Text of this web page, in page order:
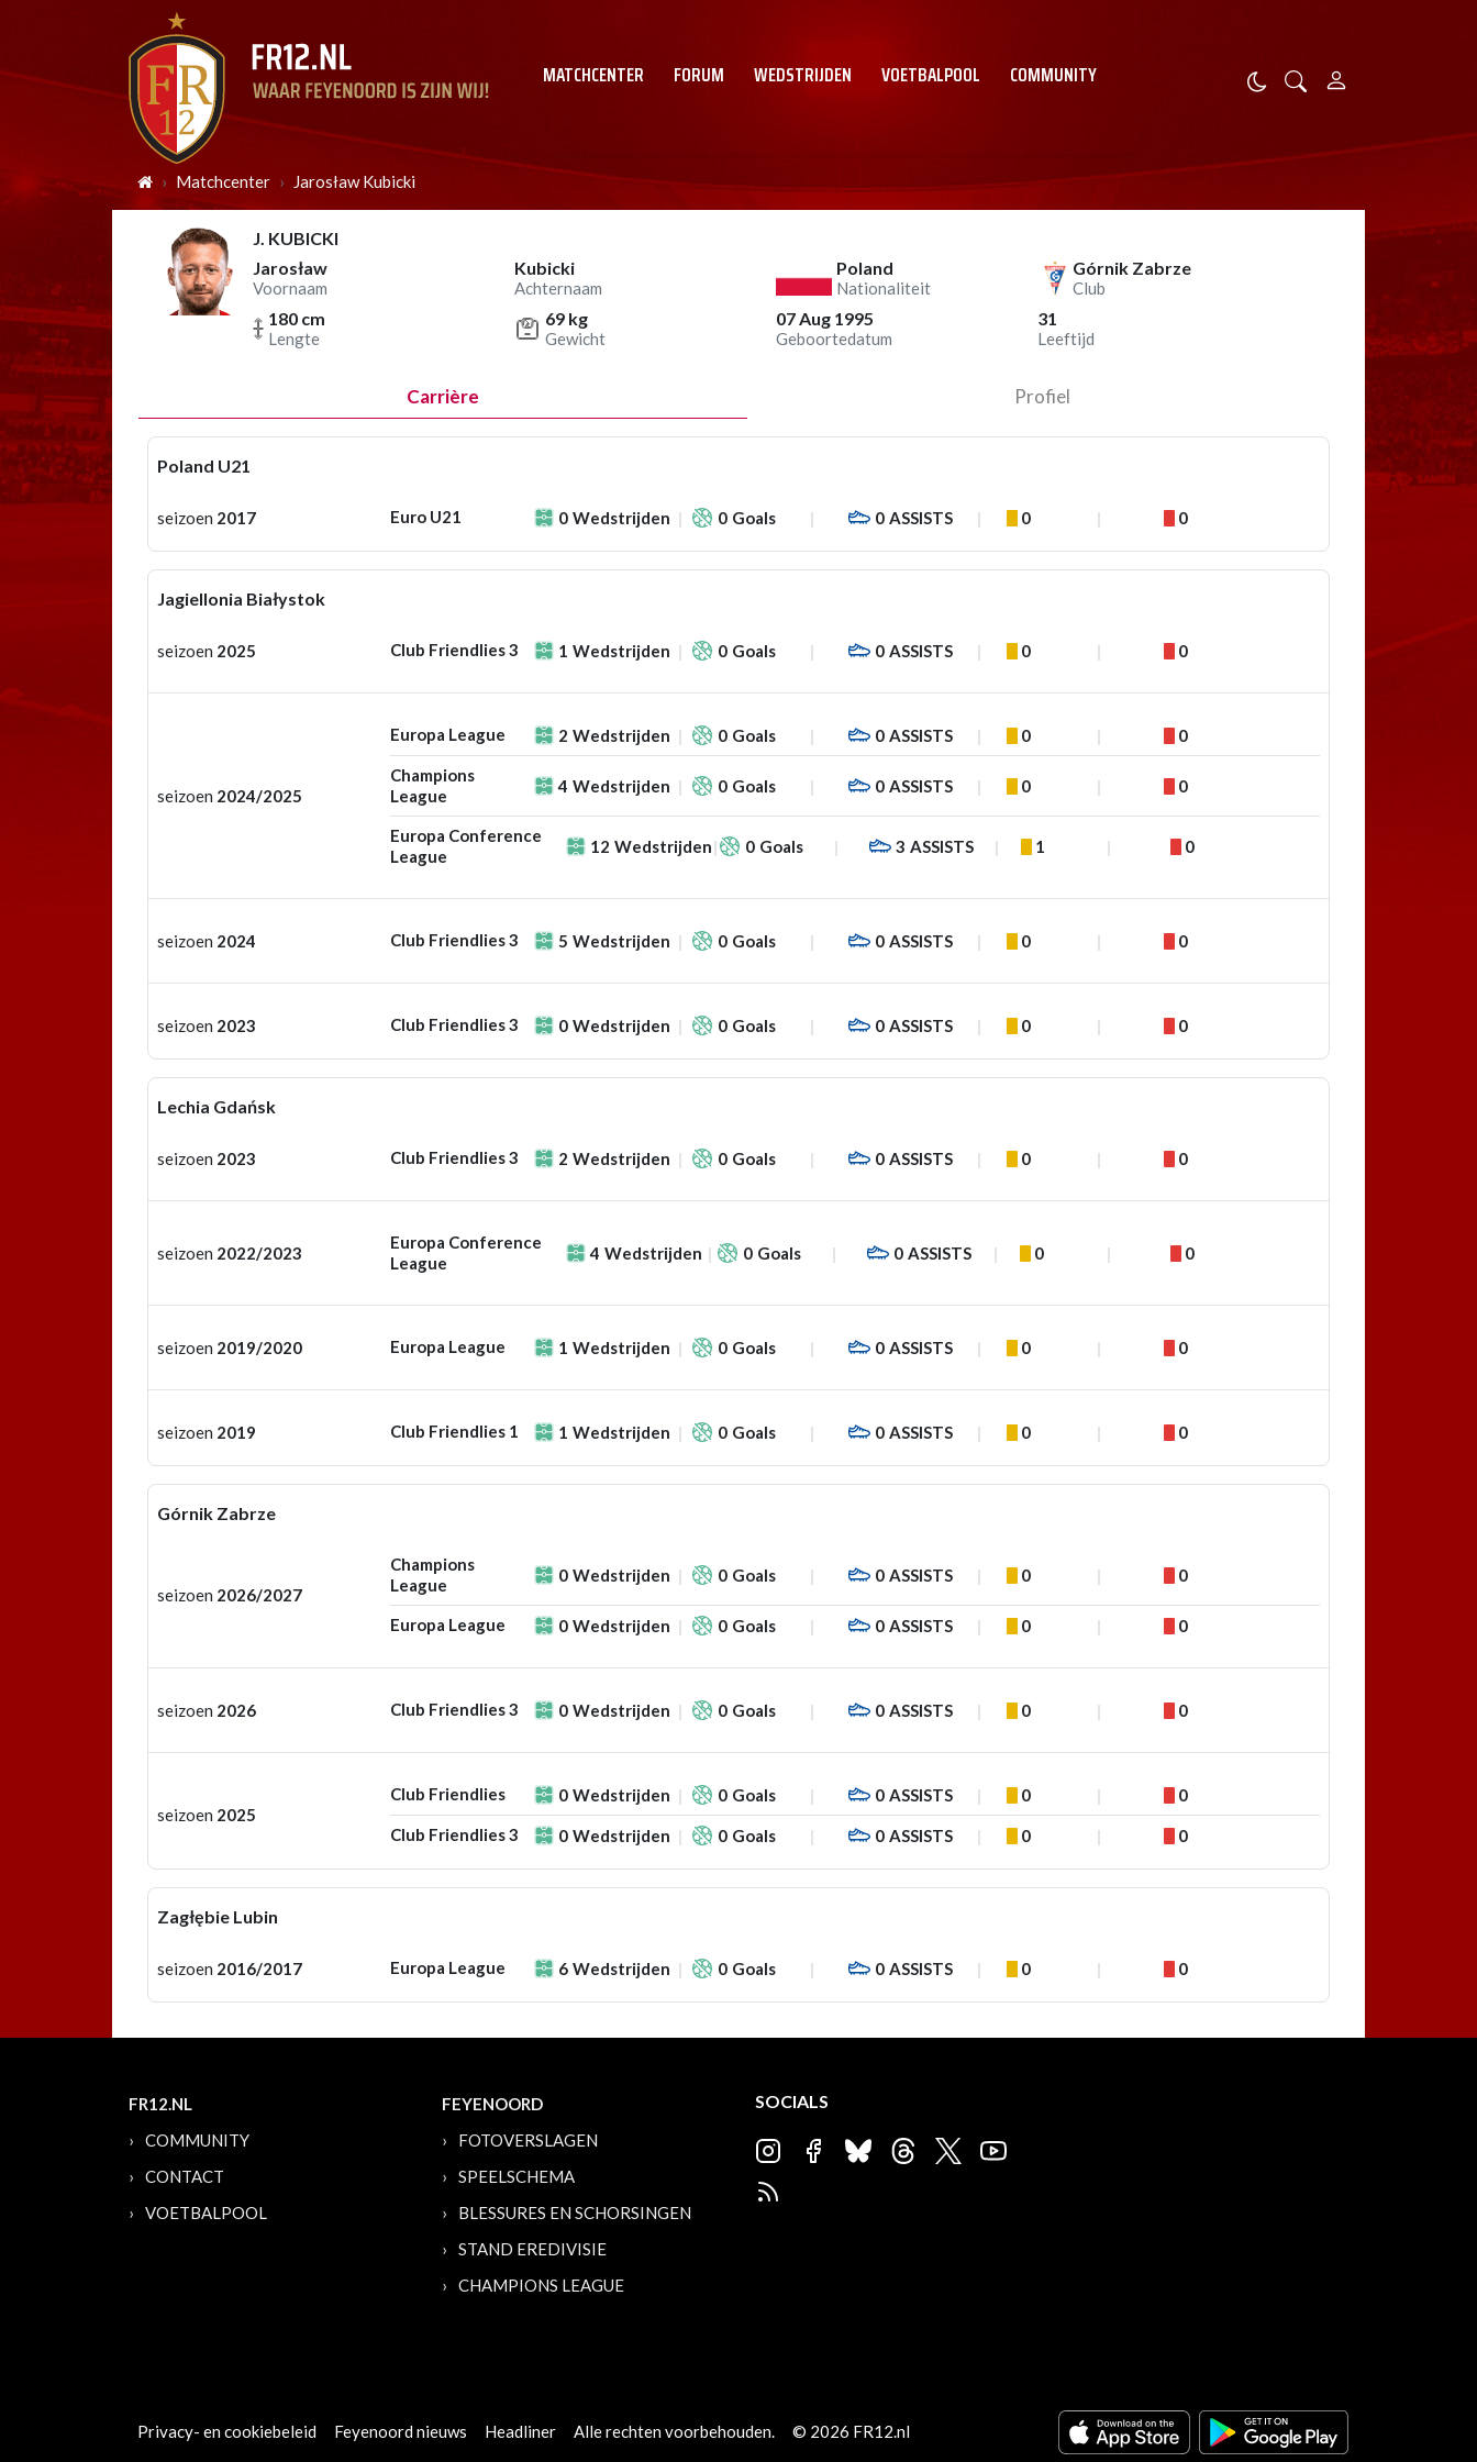
MATCHCENTER FORUM WEDSTRIJDEN VOETBALPOOL COMMUNITY
Matchcenter Jarosław Kubicki
J. KUBICKI
Jarosław
Voornaam
Kubicki
Achternaam
Poland
Nationaliteit
Górnik Zabrze
Club
180 cm
Lengte
69 kg
Gewicht
07 Aug 1995
Geboortedatum
31
Leeftijd
Carrière Profiel
Poland U21
seizoen 2017 Euro U21 0 Wedstrijden 0 Goals 0 ASSISTS 0 0
Jagiellonia Białystok
seizoen 2025 Club Friendlies 3 1 Wedstrijden 0 Goals 0 ASSISTS 0 0
seizoen 2024/2025
Europa League 2 Wedstrijden 0 Goals 0 ASSISTS 0 0
Champions
League
4 Wedstrijden 0 Goals 0 ASSISTS 0 0
Europa Conference
League
12 Wedstrijden 0 Goals 3 ASSISTS 1 0
seizoen 2024 Club Friendlies 3 5 Wedstrijden 0 Goals 0 ASSISTS 0 0
seizoen 2023 Club Friendlies 3 0 Wedstrijden 0 Goals 0 ASSISTS 0 0
Lechia Gdańsk
seizoen 2023 Club Friendlies 3 2 Wedstrijden 0 Goals 0 ASSISTS 0 0
seizoen 2022/2023
Europa Conference
League
4 Wedstrijden 0 Goals 0 ASSISTS 0 0
seizoen 2019/2020 Europa League 1 Wedstrijden 0 Goals 0 ASSISTS 0 0
seizoen 2019 Club Friendlies 1 1 Wedstrijden 0 Goals 0 ASSISTS 0 0
Górnik Zabrze
seizoen 2026/2027
Champions
League
0 Wedstrijden 0 Goals 0 ASSISTS 0 0
Europa League 0 Wedstrijden 0 Goals 0 ASSISTS 0 0
seizoen 2026 Club Friendlies 3 0 Wedstrijden 0 Goals 0 ASSISTS 0 0
seizoen 2025
Club Friendlies 0 Wedstrijden 0 Goals 0 ASSISTS 0 0
Club Friendlies 3 0 Wedstrijden 0 Goals 0 ASSISTS 0 0
Zagłębie Lubin
seizoen 2016/2017 Europa League 6 Wedstrijden 0 Goals 0 ASSISTS 0 0
FR12.NL
COMMUNITY
CONTACT
VOETBALPOOL
FEYENOORD
FOTOVERSLAGEN
SPEELSCHEMA
BLESSURES EN SCHORSINGEN
STAND EREDIVISIE
CHAMPIONS LEAGUE
SOCIALS
Privacy- en cookiebeleid Feyenoord nieuws Headliner Alle rechten voorbehouden. © 2026 FR12.nl